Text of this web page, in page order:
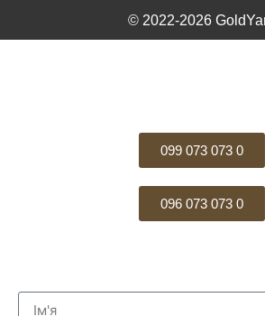
© 2022-2026
099 073 073 0
096 073 073 0